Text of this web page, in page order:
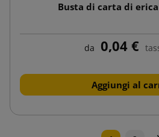
Busta di carta di erica
da 0,04 €
Aggiungi al